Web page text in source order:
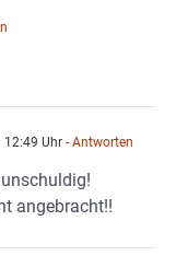
Uhr - Antworten
angebracht!!